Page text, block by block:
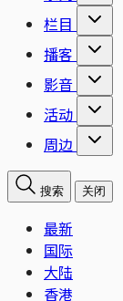
栏目
播客
影音
活动
周边
搜索 关闭
最新
国际
大陆
香港